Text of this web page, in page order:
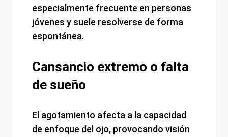
especialmente frecuente en personas
jóvenes y suele resolverse de forma
espontánea.
Cansancio extremo o falta
de sueño
El agotamiento afecta a la capacidad
de enfoque del ojo, provocando visión